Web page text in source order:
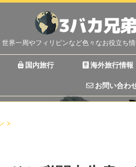
世界一周やフィリピンなど色々なお役立ち
国内旅行 海外旅行情報
お問い合わ
>